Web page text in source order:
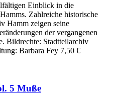
Einblick in die
Zahlreiche historische
Hamm zeigen seine
der vergangenen
Bildrechte: Stadtteilarchiv
Barbara Fey 7,50 €
5 Muße